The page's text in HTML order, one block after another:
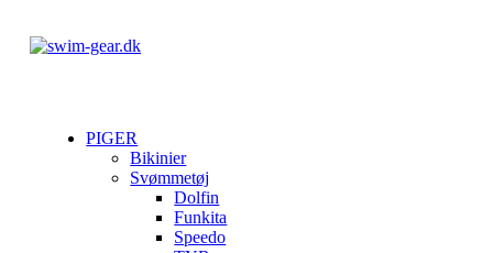
PIGER
Bikinier
Svømmetøj
Dolfin
Funkita
Speedo